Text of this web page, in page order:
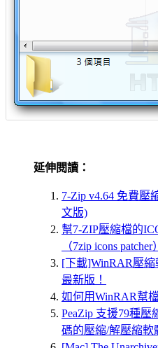
延伸閱讀：
7-Zip v4.64 免費壓
文版)
幫7-ZIP壓縮檔的
（7zip icons patcher）
[下載]WinRAR壓縮
最新版！
如何用WinRAR幫
PeaZip 支援79種
碼的壓縮/解壓縮軟